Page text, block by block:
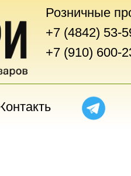
Розничные
+7 (4842) 53-
+7 (910) 600-
Контакты